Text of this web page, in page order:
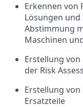
Erkennen von
Lösungen
Abstimmung
Maschinen
Erstellung
der Risk
Erstellung
Ersatzteile